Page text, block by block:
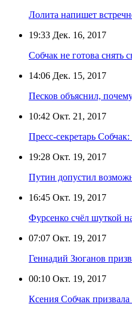
Лолита напишет
19:33 Дек. 16, 2017
Собчак не готова снять
14:06 Дек. 15, 2017
Песков объяснил,
10:42 Окт. 21, 2017
Пресс-секретарь
19:28 Окт. 19, 2017
Путин допустил
16:45 Окт. 19, 2017
Фурсенко счёл шуткой
07:07 Окт. 19, 2017
Геннадий Зюганов
00:10 Окт. 19, 2017
Ксения Собчак